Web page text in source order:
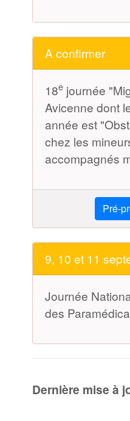
A confirmer
18e journée
Avicenne dont
année est
chez les
accompagnés
Pré-
9, 10 et 11
Journée
des
Dernière mise à